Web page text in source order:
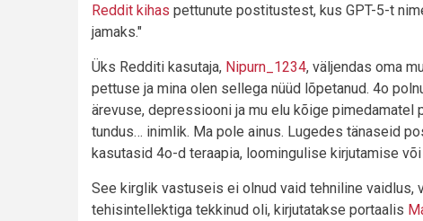
Reddit kihas pettunute postitustest, kus GPT-5-t
jamaks."
Üks Redditi kasutaja, Nipurn_1234, väljendas oma
pettuse ja mina olen sellega nüüd lõpetanud. 4o
ärevuse, depressiooni ja mu elu kõige pimedamatel
tundus… inimlik. Ma pole ainus. Lugedes tänaseid
kasutasid 4o-d teraapia, loomingulise kirjutamise
See kirglik vastuseis ei olnud vaid tehniline
tehisintellektiga tekkinud oli, kirjutatakse portaalis